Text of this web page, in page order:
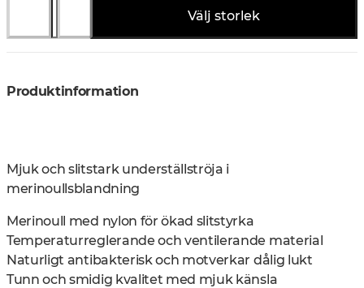
Välj storlek
Produktinformation
Mjuk och slitstark underställströja i
merinoullsblandning
Merinoull med nylon för ökad slitstyrka
Temperaturreglerande och ventilerande material
Naturligt antibakterisk och motverkar dålig lukt
Tunn och smidig kvalitet med mjuk känsla